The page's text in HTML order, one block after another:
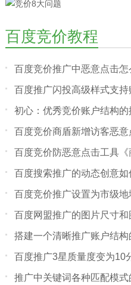
百度竞价教程
百度竞价推广中恶意点击怎
百度推广闪投高级样式支持
初心：优秀竞价账户结构的
百度竞价商盾新增访客恶
百度竞价防恶意点击工具
百度搜索推广的动态创意如
百度竞价推广设置为市级
百度网盟推广的图片尺寸
搭建一个清晰推广账户结构
百度推广3星质量度变为10
推广中关键词各种匹配模